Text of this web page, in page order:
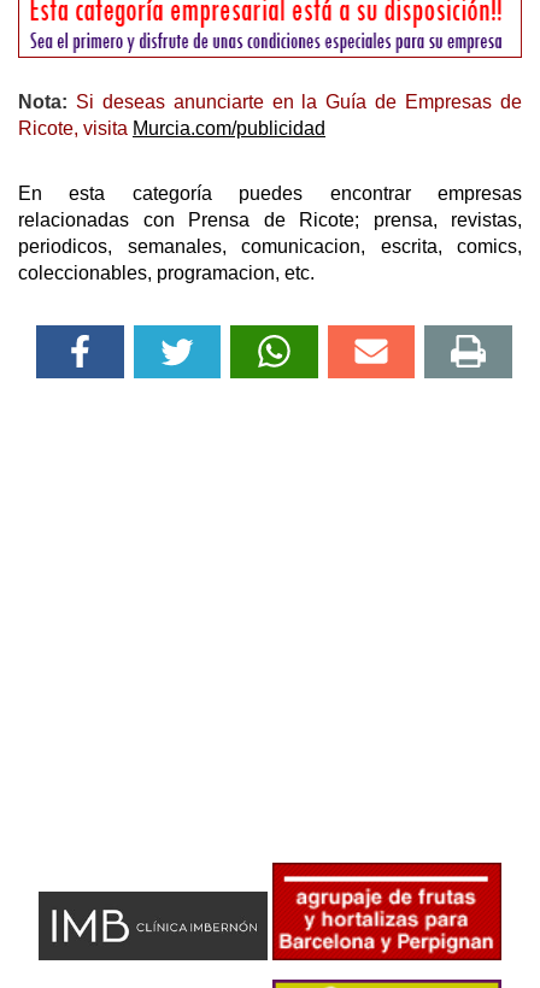
Nota: Si deseas anunciarte en la Guía de Empresas de
Ricote, visita Murcia.com/publicidad
En esta categoría puedes encontrar empresas
relacionadas con Prensa de Ricote; prensa, revistas,
periodicos, semanales, comunicacion, escrita, comics,
coleccionables, programacion, etc.